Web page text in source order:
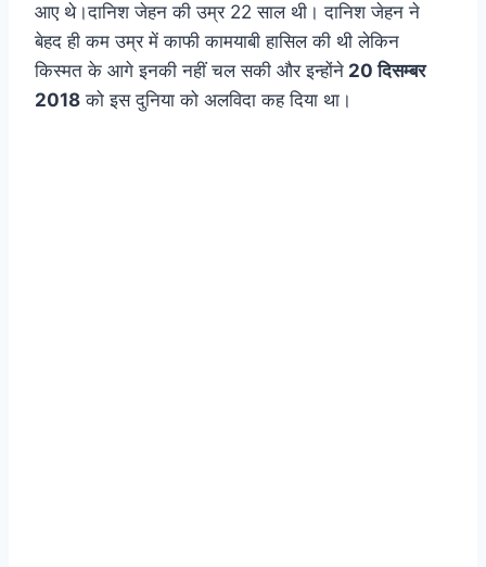
आए थे।दानिश जेहन की उम्र 22 साल थी। दानिश जेहन ने
बेहद ही कम उम्र में काफी कामयाबी हासिल की थी लेकिन
किस्मत के आगे इनकी नहीं चल सकी और इन्होंने 20 दिसम्बर
2018 को इस दुनिया को अलविदा कह दिया था।